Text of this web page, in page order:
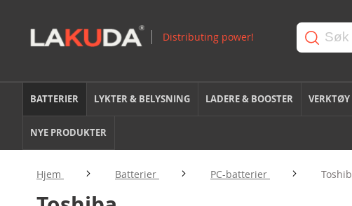
BATTERIER LYKTER & BELYSNING LADERE & BOOSTER
NYE PRODUKTER
Hjem Batterier PC-batterier